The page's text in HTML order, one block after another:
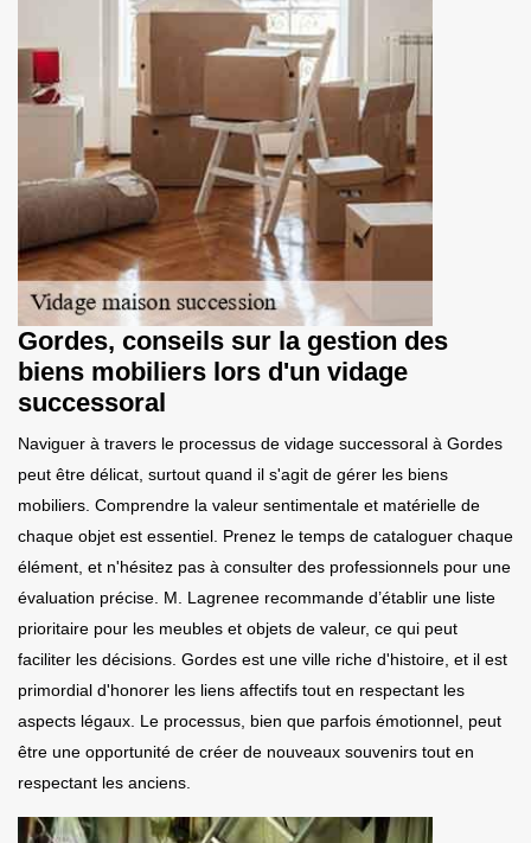
Gordes, conseils sur la gestion des
biens mobiliers lors d'un vidage
successoral
Naviguer à travers le processus de vidage successoral à Gordes
peut être délicat, surtout quand il s'agit de gérer les biens
mobiliers. Comprendre la valeur sentimentale et matérielle de
chaque objet est essentiel. Prenez le temps de cataloguer chaque
élément, et n'hésitez pas à consulter des professionnels pour une
évaluation précise. M. Lagrenee recommande d’établir une liste
prioritaire pour les meubles et objets de valeur, ce qui peut
faciliter les décisions. Gordes est une ville riche d'histoire, et il est
primordial d'honorer les liens affectifs tout en respectant les
aspects légaux. Le processus, bien que parfois émotionnel, peut
être une opportunité de créer de nouveaux souvenirs tout en
respectant les anciens.